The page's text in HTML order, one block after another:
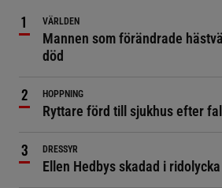
VÄRLDEN
Mannen som förändrade
död
HOPPNING
Ryttare förd till sjukhus efter
DRESSYR
Ellen Hedbys skadad i